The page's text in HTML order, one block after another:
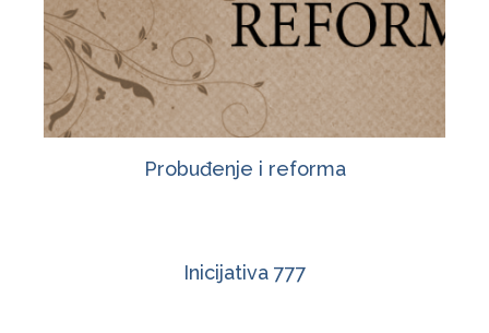
Probuđenje i reforma
Inicijativa 777